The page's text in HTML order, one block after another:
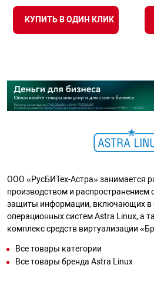
КУПИТЬ В ОДИН КЛИК
ООО «РусБИТех-Астра» занимается
производством и распространением
защиты информации, включающих в
операционных систем Astra Linux, а
комплекс средств виртуализации
Все товары категории
Все товары бренда Astra Linux